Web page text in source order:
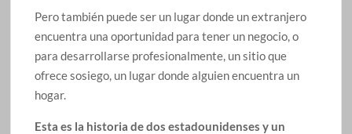
Pero también puede ser un lugar donde un extranjero
encuentra una oportunidad para tener un negocio, o
para desarrollarse profesionalmente, un sitio que
ofrece sosiego, un lugar donde alguien encuentra un
hogar.
Esta es la historia de dos estadounidenses y un